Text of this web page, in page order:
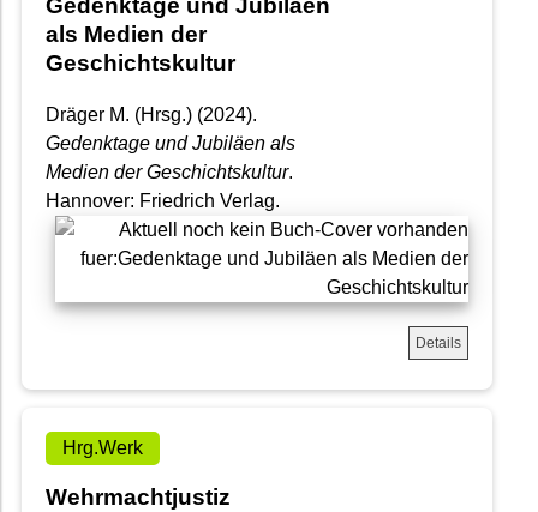
Gedenktage und Jubiläen
als Medien der
Geschichtskultur
Dräger M. (Hrsg.) (2024).
Gedenktage und Jubiläen als
Medien der Geschichtskultur.
Hannover: Friedrich Verlag.
Details
Hrg.Werk
Wehrmachtjustiz